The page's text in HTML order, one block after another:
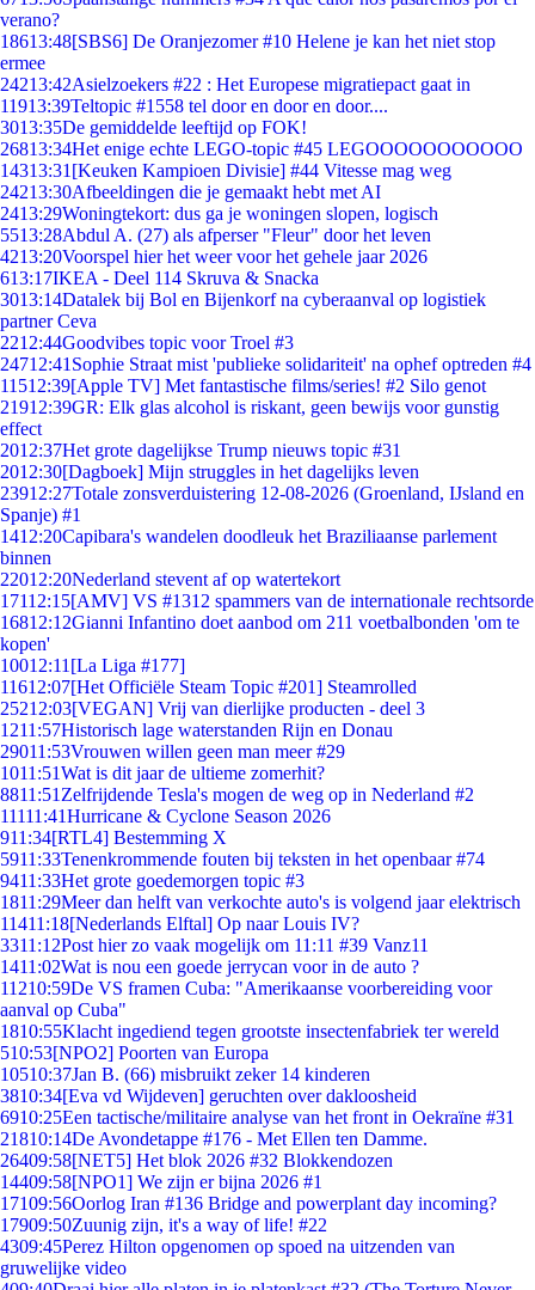
verano?
18613:48[SBS6] De Oranjezomer #10 Helene je kan het niet stop
ermee
24213:42Asielzoekers #22 : Het Europese migratiepact gaat in
11913:39Teltopic #1558 tel door en door en door....
3013:35De gemiddelde leeftijd op FOK!
26813:34Het enige echte LEGO-topic #45 LEGOOOOOOOOOOO
14313:31 [Keuken Kampioen Divisie] #44 Vitesse mag weg
24213:30Afbeeldingen die je gemaakt hebt met AI
2413:29Woningtekort: dus ga je woningen slopen, logisch
5513:28Abdul A. (27) als afperser "Fleur" door het leven
4213:20Voorspel hier het weer voor het gehele jaar 2026
613:17IKEA - Deel 114 Skruva & Snacka
3013:14Datalek bij Bol en Bijenkorf na cyberaanval op logistiek
partner Ceva
2212:44Goodvibes topic voor Troel #3
24712:41 Sophie Straat mist 'publieke solidariteit' na ophef optreden #4
11512:39[Apple TV] Met fantastische films/series! #2 Silo genot
21912:39GR: Elk glas alcohol is riskant, geen bewijs voor gunstig
effect
2012:37Het grote dagelijkse Trump nieuws topic #31
2012:30[Dagboek] Mijn struggles in het dagelijks leven
23912:27Totale zonsverduistering 12-08-2026 (Groenland, IJsland en
Spanje) #1
1412:20Capibara's wandelen doodleuk het Braziliaanse parlement
binnen
22012:20Nederland stevent af op watertekort
17112:15[AMV] VS #1312 spammers van de internationale rechtsorde
16812:12Gianni Infantino doet aanbod om 211 voetbalbonden 'om te
kopen'
10012:11 [La Liga #177]
11612:07[Het Officiële Steam Topic #201] Steamrolled
25212:03[VEGAN] Vrij van dierlijke producten - deel 3
1211:57Historisch lage waterstanden Rijn en Donau
29011:53Vrouwen willen geen man meer #29
1011:51Wat is dit jaar de ultieme zomerhit?
8811:51 Zelfrijdende Tesla's mogen de weg op in Nederland #2
11111:41Hurricane & Cyclone Season 2026
911:34[RTL4] Bestemming X
5911:33Tenenkrommende fouten bij teksten in het openbaar #74
9411:33Het grote goedemorgen topic #3
1811:29Meer dan helft van verkochte auto's is volgend jaar elektrisch
11411:18[Nederlands Elftal] Op naar Louis IV?
3311:12Post hier zo vaak mogelijk om 11:11 #39 Vanz11
1411:02Wat is nou een goede jerrycan voor in de auto ?
11210:59De VS framen Cuba: "Amerikaanse voorbereiding voor
aanval op Cuba"
1810:55Klacht ingediend tegen grootste insectenfabriek ter wereld
510:53[NPO2] Poorten van Europa
10510:37Jan B. (66) misbruikt zeker 14 kinderen
3810:34[Eva vd Wijdeven] geruchten over dakloosheid
6910:25Een tactische/militaire analyse van het front in Oekraïne #31
21810:14De Avondetappe #176 - Met Ellen ten Damme.
26409:58[NET5] Het blok 2026 #32 Blokkendozen
14409:58[NPO1] We zijn er bijna 2026 #1
17109:56Oorlog Iran #136 Bridge and powerplant day incoming?
17909:50Zuunig zijn, it's a way of life! #22
4309:45Perez Hilton opgenomen op spoed na uitzenden van
gruwelijke video